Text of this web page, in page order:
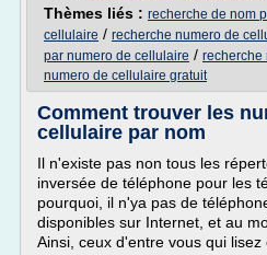
Thèmes liés : recherche de nom
cellulaire / recherche numero de
par numero de cellulaire / recherche
numero de cellulaire gratuit
Comment trouver les
cellulaire par nom
Il n'existe pas non tous les
inversée de téléphone pour les
pourquoi, il n'ya pas de
disponibles sur Internet, et au
Ainsi, ceux d'entre vous qui